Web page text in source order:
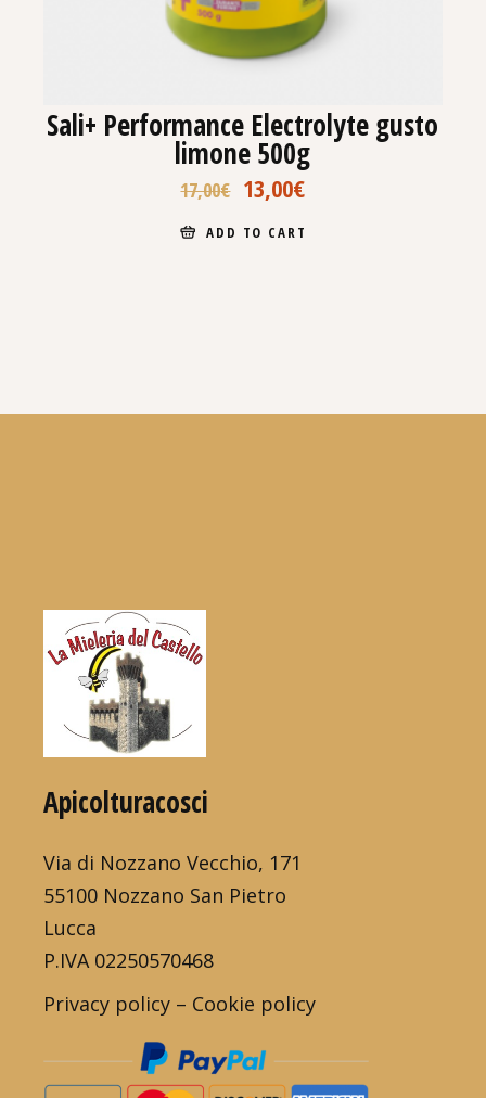
Sali+ Performance Electrolyte gusto
limone 500g
17,00€ 13,00€
ADD TO CART
Apicolturacosci
Via di Nozzano Vecchio, 171
55100 Nozzano San Pietro
Lucca
P.IVA 02250570468
Privacy policy – Cookie policy